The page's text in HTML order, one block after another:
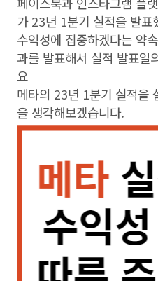
가 23년 1분기 실적을 발표
수익성에 집중하겠다는 약
과를 발표해서 실적 발표일
요
메타의 23년 1분기 실적을
을 생각해보겠습니다.